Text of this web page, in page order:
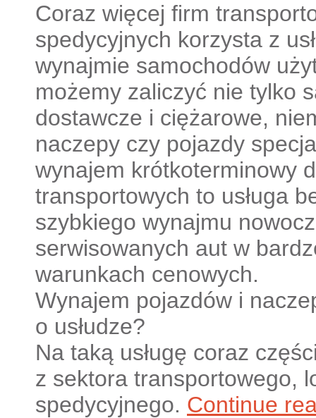
Coraz więcej firm
spedycyjnych korzysta z
wynajmie samochodów
możemy zaliczyć nie tylko
dostawcze i ciężarowe,
naczepy czy pojazdy
wynajem krótkoterminowy
transportowych to usługa
szybkiego wynajmu
serwisowanych aut w
warunkach cenowych.
Wynajem pojazdów i
o usłudze?
Na taką usługę coraz
z sektora transportowego,
spedycyjnego. Continue